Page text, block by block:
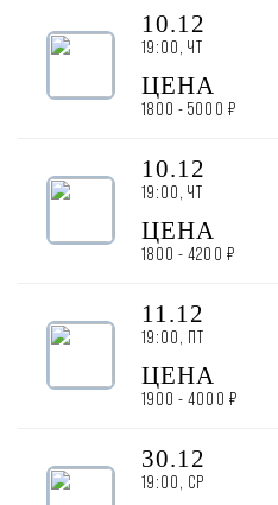
10.12
19:00, ЧТ
ЦЕНА
1800 - 5000 ₽
10.12
19:00, ЧТ
ЦЕНА
1800 - 4200 ₽
11.12
19:00, ПТ
ЦЕНА
1900 - 4000 ₽
30.12
19:00, СР